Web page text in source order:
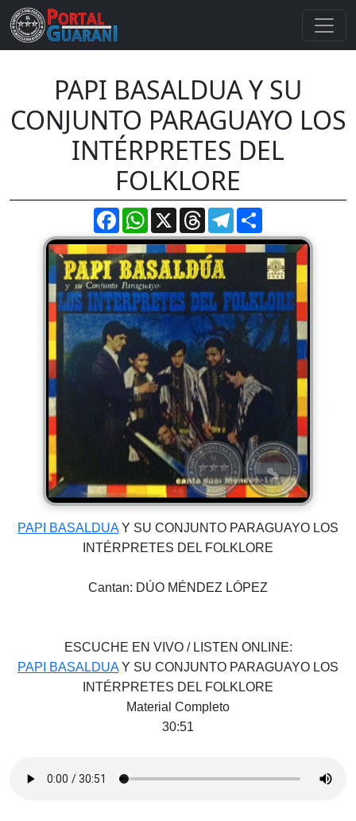
PAPI BASALDUA Y SU
CONJUNTO PARAGUAYO LOS
INTÉRPRETES DEL
FOLKLORE
FacebookWhatsApp
X ThreadsTelegram
PAPI BASALDUAY SU CONJUNTO PARAGUAYO LOS
INTÉRPRETES DEL FOLKLORE
Cantan: DÚO MÉNDEZ LÓPEZ
ESCUCHE EN VIVO / LISTEN ONLINE:
PAPI BASALDUAY SU CONJUNTO PARAGUAYO LOS
INTÉRPRETES DEL FOLKLORE
Material Completo
30:51